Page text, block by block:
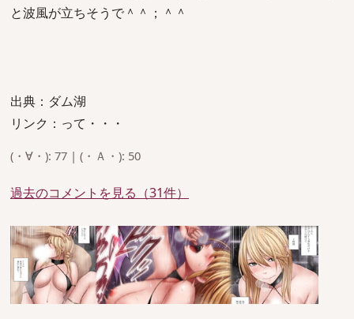
と波風が立ちそうで＾＾；＾＾
出典：ダム湖
リンク：って・・・
(・∀・): 77 | (・Ａ・): 50
過去のコメントを見る（31件）